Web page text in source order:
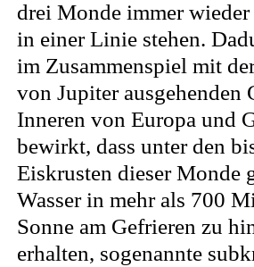
drei Monde immer
in einer Linie stehen.
im Zusammenspiel mit
von Jupiter ausgehenden
Inneren von Europa und
bewirkt, dass unter den
Eiskrusten dieser Monde
Wasser in mehr als 700
Sonne am Gefrieren zu
erhalten, sogenannte